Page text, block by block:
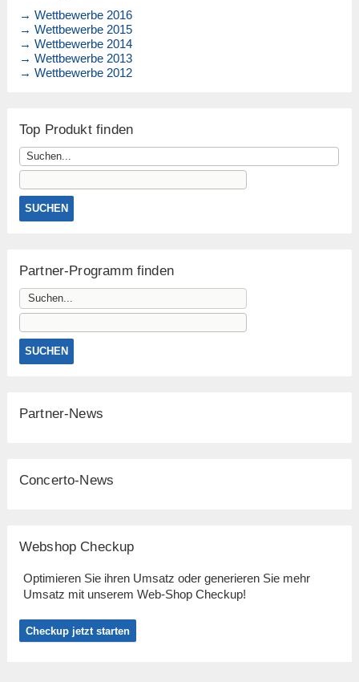
→ Wettbewerbe 2016
→ Wettbewerbe 2015
→ Wettbewerbe 2014
→ Wettbewerbe 2013
→ Wettbewerbe 2012
Top Produkt finden
Partner-Programm finden
Partner-News
Concerto-News
Webshop Checkup
Optimieren Sie ihren Umsatz oder generieren Sie mehr
Umsatz mit unserem Web-Shop Checkup!
Checkup jetzt starten